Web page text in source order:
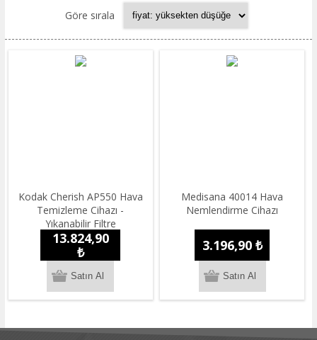
Göre sırala
Kodak Cherish AP550 Hava
Temizleme Cihazı -
Yıkanabilir Filtre
13.824,90
₺
Medisana 40014 Hava
Nemlendirme Cihazı
3.196,90 ₺